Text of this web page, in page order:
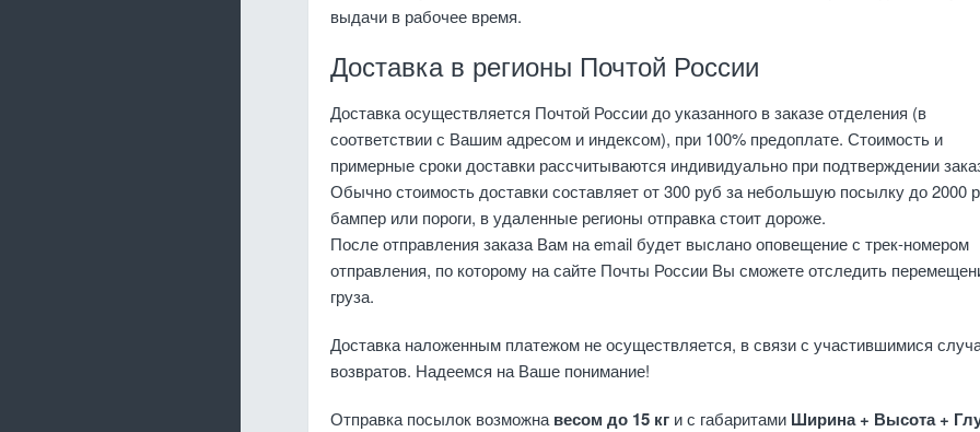
выдачи в рабочее время.
Доставка в регионы Почтой России
Доставка осуществляется Почтой России до указанного в заказе отделения (в
соответствии с Вашим адресом и индексом), при 100% предоплате. Стоимость и
примерные сроки доставки рассчитываются индивидуально при подтверждении
Обычно стоимость доставки составляет от 300 руб за небольшую посылку до 2000
бампер или пороги, в удаленные регионы отправка стоит дороже.
После отправления заказа Вам на email будет выслано оповещение с трек-номером
отправления, по которому на сайте Почты России Вы сможете отследить
груза.
Доставка наложенным платежом не осуществляется, в связи с участившимися
возвратов. Надеемся на Ваше понимание!
Отправка посылок возможна весом до 15 кг и с габаритами Ширина + Высота +